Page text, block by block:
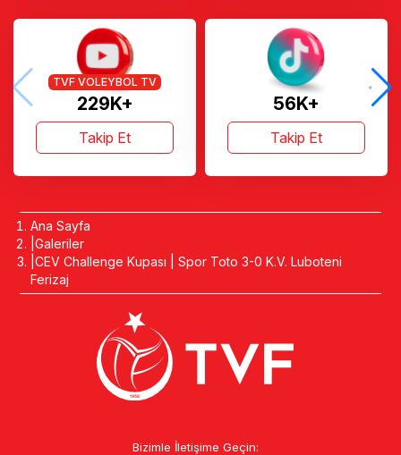
229K+
TVF VOLEYBOL TV
Takip Et
56K+
Takip Et
Ana Sayfa
Galeriler
CEV Challenge Kupası | Spor Toto 3-0 K.V. Luboteni
Ferizaj
Bizimle İletişime Geçin: